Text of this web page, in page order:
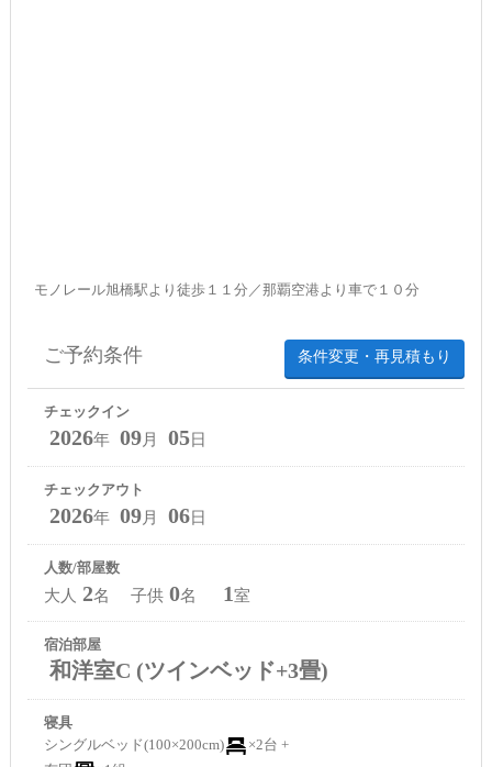
モノレール旭橋駅より徒歩１１分／那覇空港より車で１０分
条件変更・再見積もり
ご予約条件
チェックイン
2026年 09月 05日
チェックアウト
2026年 09月 06日
人数/部屋数
大人 2名 子供 0名 1室
宿泊部屋
和洋室C (ツインベッド+3畳)
寝具
シングルベッド(100×200cm)
×2台 +